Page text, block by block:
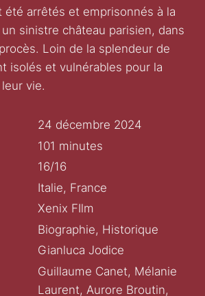
été arrêtés et emprisonnés à la
sinistre château parisien, dans
Loin de la splendeur de
isolés et vulnérables pour la
vie.
24 décembre 2024
101 minutes
16/16
Italie, France
Xenix FIlm
Biographie, Historique
Gianluca Jodice
Guillaume Canet, Mélanie
Laurent, Aurore Broutin,